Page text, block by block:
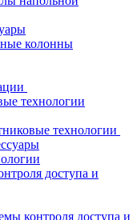
колонны
технологии
технологии
доступа и
контроля доступа и